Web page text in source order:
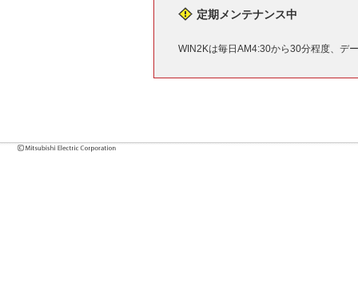
定期メンテナンス中
WIN2Kは毎日AM4:30から30分程度、デ